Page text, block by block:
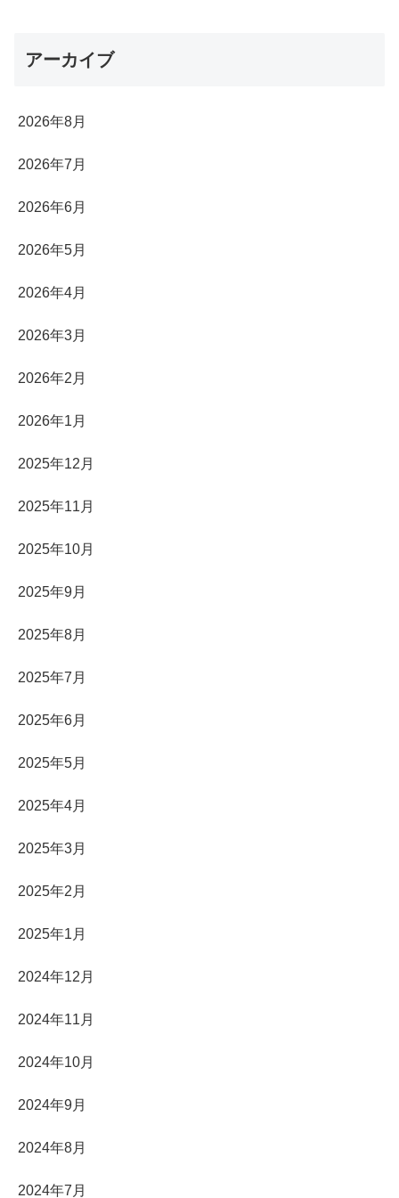
アーカイブ
2026年8月
2026年7月
2026年6月
2026年5月
2026年4月
2026年3月
2026年2月
2026年1月
2025年12月
2025年11月
2025年10月
2025年9月
2025年8月
2025年7月
2025年6月
2025年5月
2025年4月
2025年3月
2025年2月
2025年1月
2024年12月
2024年11月
2024年10月
2024年9月
2024年8月
2024年7月